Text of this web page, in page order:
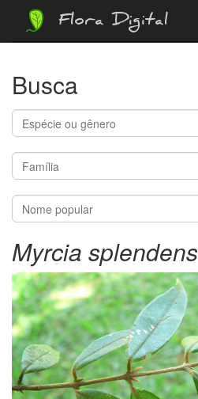
Flora Digital
Busca
Myrcia splendens